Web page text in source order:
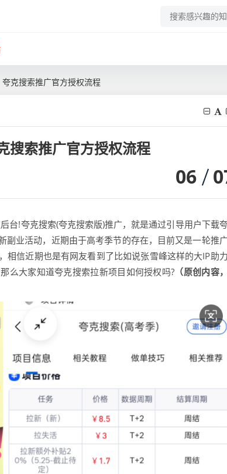
克搜索推广官方授权流程
搜索推广官方授权流程
06
台!夸克搜索(夸克搜索版)推广，就是通过引导用户下载
副业活动，近期由于高考季节的存在，目前又是一轮推
信近期也是有网友看到了比如说张雪峰这样的大IP助
么大家知道夸克搜索拉新项目如何授权吗? （原创内容